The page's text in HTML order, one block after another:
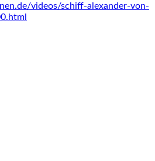
videos/schiff-alexander-von-